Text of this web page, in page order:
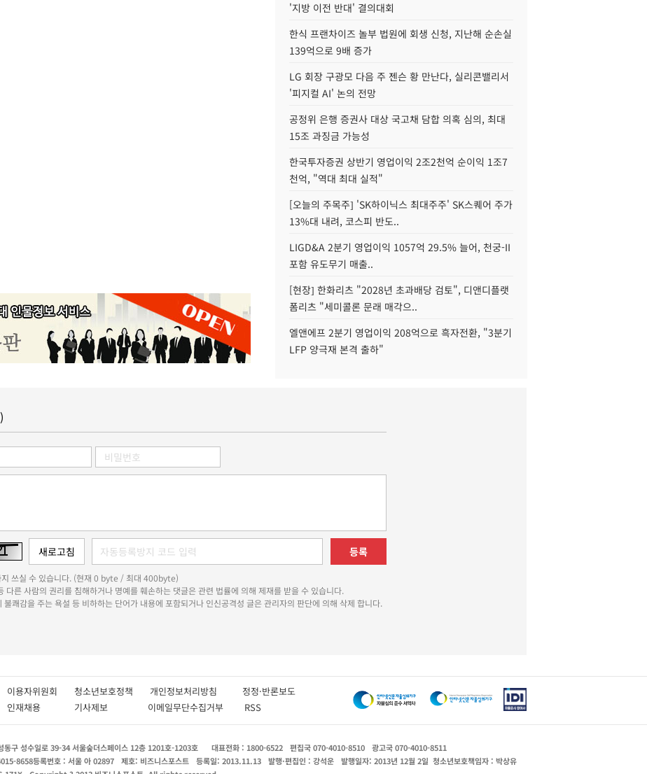
'지방 이전 반대' 결의대회
한식 프랜차이즈 놀부 법원에 회생 신청, 지난해 순손실
139억으로 9배 증가
LG 회장 구광모 다음 주 젠슨 황 만난다, 실리콘밸리서
'피지컬 AI' 논의 전망
공정위 은행 증권사 대상 국고채 담합 의혹 심의, 최대
15조 과징금 가능성
한국투자증권 상반기 영업이익 2조2천억 순이익 1조7
천억, "역대 최대 실적"
[오늘의 주목주] 'SK하이닉스 최대주주' SK스퀘어 주가
13%대 내려, 코스피 반도..
LIGD&A 2분기 영업이익 1057억 29.5% 늘어, 천궁-II
포함 유도무기 매출..
[현장] 한화리츠 "2028년 초과배당 검토", 디앤디플랫
폼리츠 "세미콜론 문래 매각으..
엘앤에프 2분기 영업이익 208억으로 흑자전환, "3분기
LFP 양극재 본격 출하"
등록
지 쓰실 수 있습니다. (현재 0 byte / 최대 400byte)
다른 사람의 권리를 침해하거나 명예를 훼손하는 댓글은 관련 법률에 의해 제재를 받을 수 있습니다.
불쾌감을 주는 욕설 등 비하하는 단어가 내용에 포함되거나 인신공격성 글은 관리자의 판단에 의해 삭제 합니다.
이용자위원회 청소년보호정책 개인정보처리방침 정정·반론보도
인재채용 기사제보 이메일무단수집거부 RSS
동구 성수일로 39-34 서울숲더스페이스 12층 1201호-1203호 대표전화 : 1800-6522 편집국 070-4010-8510
광고국 070-4010-8511
8658등록번호 : 서울 아 02897 제호: 비즈니스포스트 등록일: 2013.11.13 발행·편집인 : 강석운 발행일자: 2013년 12월 2일 청소년보호책임자 : 박상유